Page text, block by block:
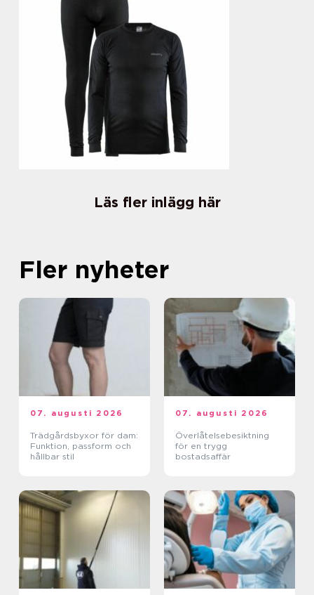
Läs fler inlägg här
Fler nyheter
07. augusti 2026
Trädgårdsbyxor för dam:
Funktion, passform och
hållbar stil
07. augusti 2026
Överlåtelsebesiktning
för en trygg
bostadsaffär